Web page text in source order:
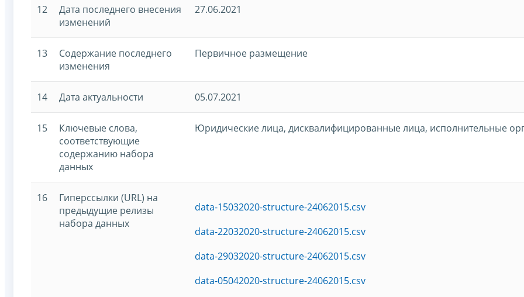
12
Дата последнего внесения
изменений
27.06.2021
13
Содержание последнего
изменения
Первичное размещение
14 Дата актуальности 05.07.2021
15
Ключевые слова,
соответствующие
содержанию набора
данных
Юридические лица, дисквалифицированные лица, исполнительные
16
Гиперссылки (URL) на
предыдущие релизы
набора данных
data-15032020-structure-24062015.csv
data-22032020-structure-24062015.csv
data-29032020-structure-24062015.csv
data-05042020-structure-24062015.csv